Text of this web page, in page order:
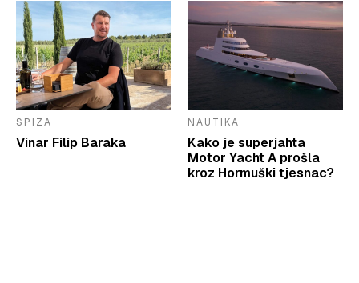
SPIZA
Vinar Filip Baraka
NAUTIKA
Kako je superjahta
Motor Yacht A prošla
kroz Hormuški tjesnac?